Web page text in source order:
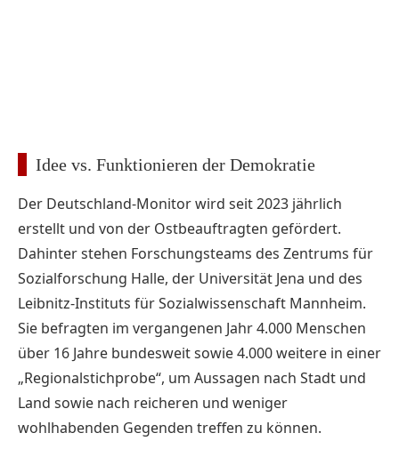
Idee vs. Funktionieren der Demokratie
Der Deutschland-Monitor wird seit 2023 jährlich
erstellt und von der Ostbeauftragten gefördert.
Dahinter stehen Forschungsteams des Zentrums für
Sozialforschung Halle, der Universität Jena und des
Leibnitz-Instituts für Sozialwissenschaft Mannheim.
Sie befragten im vergangenen Jahr 4.000 Menschen
über 16 Jahre bundesweit sowie 4.000 weitere in einer
„Regionalstichprobe“, um Aussagen nach Stadt und
Land sowie nach reicheren und weniger
wohlhabenden Gegenden treffen zu können.